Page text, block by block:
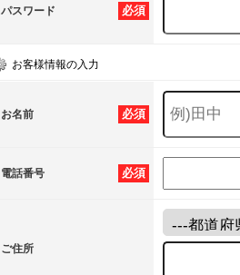
必須
パスワード
お客様情報の入力
必須
お名前
必須
電話番号
ご住所